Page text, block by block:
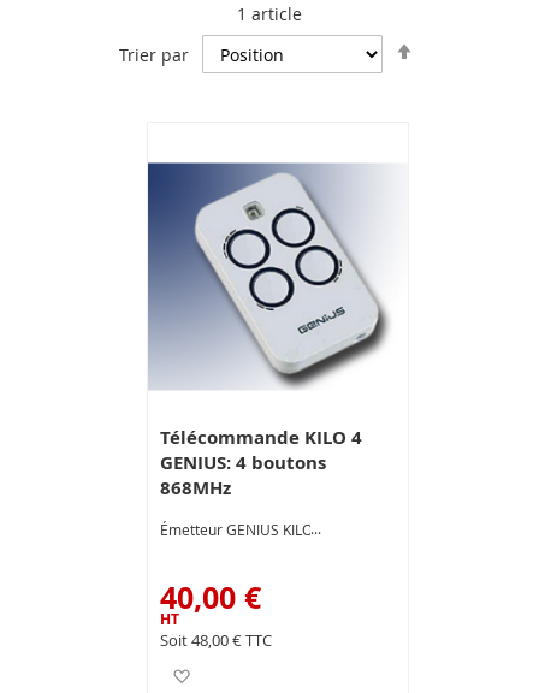
1 article
Trier par
Télécommande KILO 4
GENIUS: 4 boutons
868MHz
Émetteur GENIUS KILO4
40,00 €
48,00 €